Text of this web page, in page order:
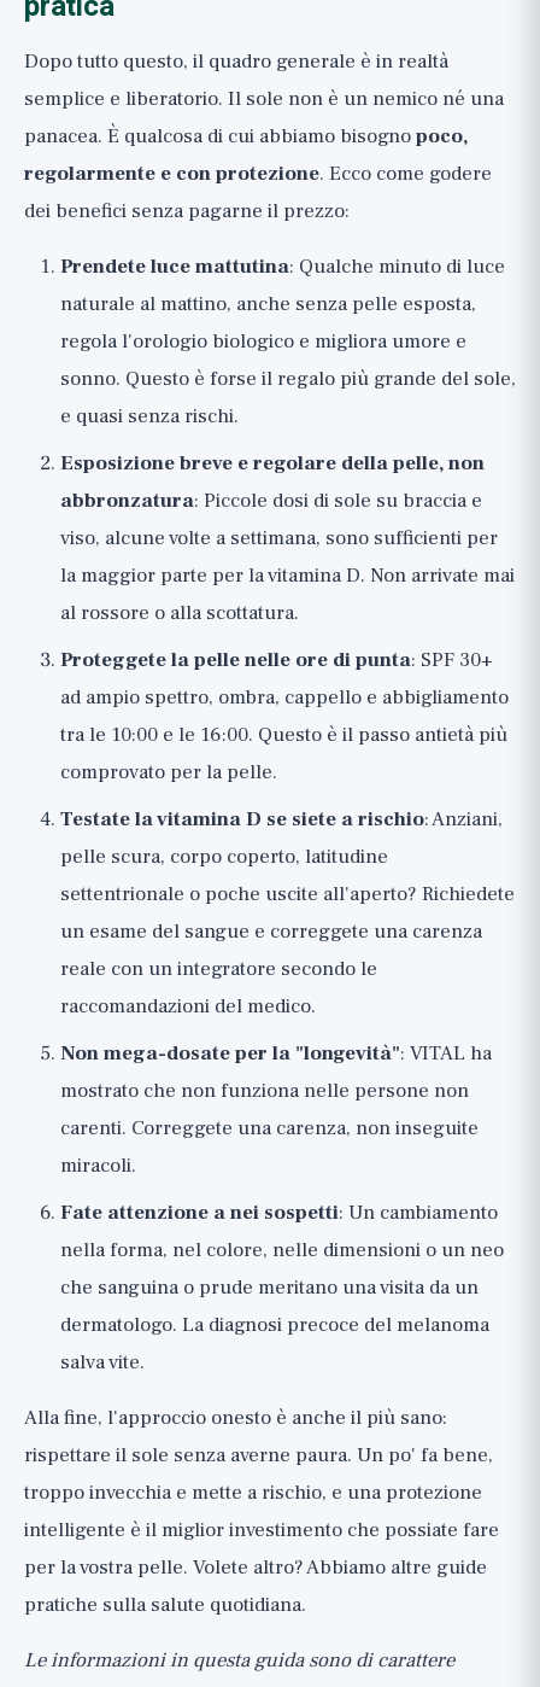
Dopo tutto questo, il quadro generale è in realtà
semplice e liberatorio. Il sole non è un nemico né una
panacea. È qualcosa di cui abbiamo bisognopoco,
regolarmente e con protezione. Ecco come godere
dei benefici senza pagarne il prezzo:
Prendete luce mattutina: Qualche minuto di luce
naturale al mattino, anche senza pelle esposta,
regola l'orologio biologico e migliora umore e
sonno. Questo è forse il regalo più grande del sole,
e quasi senza rischi.
Esposizione breve e regolare della pelle, non
abbronzatura: Piccole dosi di sole su braccia e
viso, alcune volte a settimana, sono sufficienti per
la maggior parte per la vitamina D. Non arrivate mai
al rossore o alla scottatura.
Proteggete la pelle nelle ore di punta: SPF 30+
ad ampio spettro, ombra, cappello e abbigliamento
tra le 10:00 e le 16:00. Questo è il passo antietà più
comprovato per la pelle.
Testate la vitamina D se siete a rischio: Anziani,
pelle scura, corpo coperto, latitudine
settentrionale o poche uscite all'aperto? Richiedete
un esame del sangue e correggete una carenza
reale con un integratore secondo le
raccomandazioni del medico.
Non mega-dosate per la "longevità": VITAL ha
mostrato che non funziona nelle persone non
carenti. Correggete una carenza, non inseguite
miracoli.
Fate attenzione a nei sospetti: Un cambiamento
nella forma, nel colore, nelle dimensioni o un neo
che sanguina o prude meritano una visita da un
dermatologo. La diagnosi precoce del melanoma
salva vite.
Alla fine, l'approccio onesto è anche il più sano:
rispettare il sole senza averne paura. Un po' fa bene,
troppo invecchia e mette a rischio, e una protezione
intelligente è il miglior investimento che possiate fare
per la vostra pelle. Volete altro? Abbiamo altre guide
pratiche sulla salute quotidiana.
Le informazioni in questa guida sono di carattere